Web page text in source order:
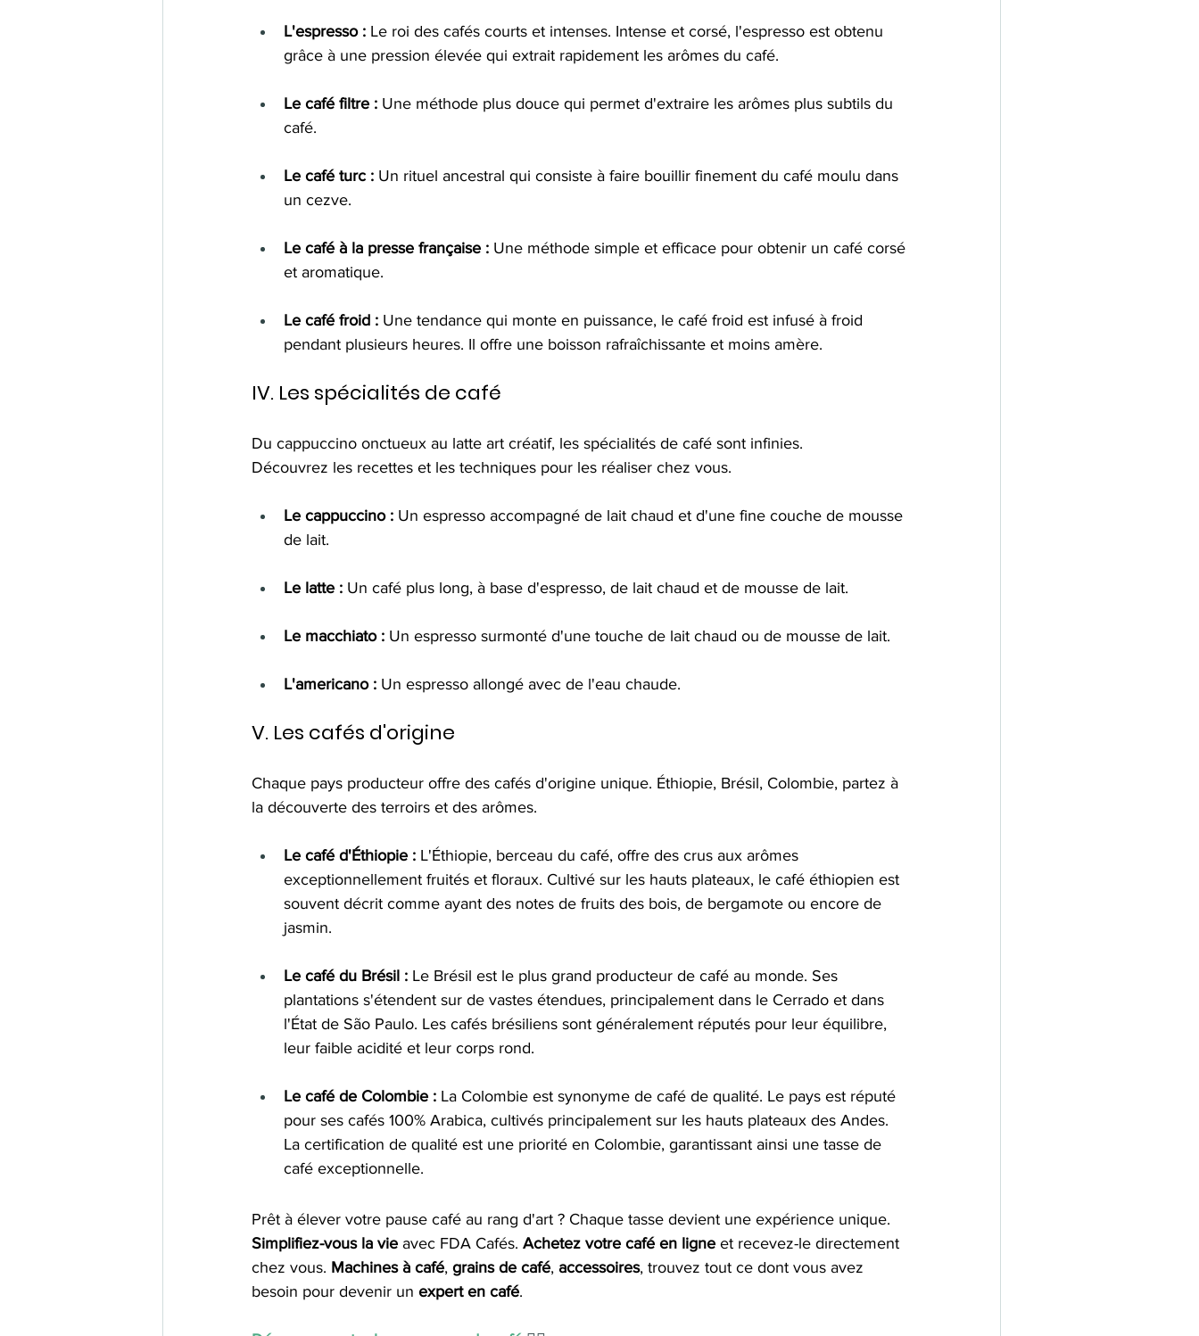
L'espresso : Le roi des cafés courts et intenses. Intense et corsé, l'espresso est obtenu
grâce à une pression élevée qui extrait rapidement les arômes du café.
Le café filtre : Une méthode plus douce qui permet d'extraire les arômes plus subtils du
café.
Le café turc : Un rituel ancestral qui consiste à faire bouillir finement du café moulu dans
un cezve.
Le café à la presse française : Une méthode simple et efficace pour obtenir un café corsé
et aromatique.
Le café froid : Une tendance qui monte en puissance, le café froid est infusé à froid
pendant plusieurs heures. Il offre une boisson rafraîchissante et moins amère.
IV. Les spécialités de café
Du cappuccino onctueux au latte art créatif, les spécialités de café sont infinies.
Découvrez les recettes et les techniques pour les réaliser chez vous.
Le cappuccino : Un espresso accompagné de lait chaud et d'une fine couche de mousse
de lait.
Le latte : Un café plus long, à base d'espresso, de lait chaud et de mousse de lait.
Le macchiato : Un espresso surmonté d'une touche de lait chaud ou de mousse de lait.
L'americano : Un espresso allongé avec de l'eau chaude.
V. Les cafés d'origine
Chaque pays producteur offre des cafés d'origine unique. Éthiopie, Brésil, Colombie, partez à
la découverte des terroirs et des arômes.
Le café d'Éthiopie : L'Éthiopie, berceau du café, offre des crus aux arômes
exceptionnellement fruités et floraux. Cultivé sur les hauts plateaux, le café éthiopien est
souvent décrit comme ayant des notes de fruits des bois, de bergamote ou encore de
jasmin.
Le café du Brésil : Le Brésil est le plus grand producteur de café au monde. Ses
plantations s'étendent sur de vastes étendues, principalement dans le Cerrado et dans
l'État de São Paulo. Les cafés brésiliens sont généralement réputés pour leur équilibre,
leur faible acidité et leur corps rond.
Le café de Colombie : La Colombie est synonyme de café de qualité. Le pays est réputé
pour ses cafés 100% Arabica, cultivés principalement sur les hauts plateaux des Andes.
La certification de qualité est une priorité en Colombie, garantissant ainsi une tasse de
café exceptionnelle.
Prêt à élever votre pause café au rang d'art ? Chaque tasse devient une expérience unique.
Simplifiez-vous la vie avec FDA Cafés. Achetez votre café en ligne et recevez-le directement
chez vous. Machines à café, grains de café, accessoires, trouvez tout ce dont vous avez
besoin pour devenir un expert en café.